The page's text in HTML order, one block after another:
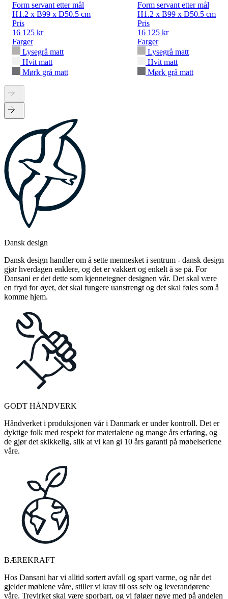
Form servant etter mål
H1.2 x B99 x D50.5 cm
Pris
16 125 kr
Farger
Lysegrå matt
Hvit matt
Mørk grå matt
Form servant etter mål
H1.2 x B99 x D50.5 cm
Pris
16 125 kr
Farger
Lysegrå matt
Hvit matt
Mørk grå matt
Dansk design
Dansk design handler om å sette mennesket i sentrum - dansk design
gjør hverdagen enklere, og det er vakkert og enkelt å se på. For
Dansani er det dette som kjennetegner designen vår. Det skal være
en fryd for øyet, det skal fungere uanstrengt og det skal føles som å
komme hjem.
GODT HÅNDVERK
Håndverket i produksjonen vår i Danmark er under kontroll. Det er
dyktige folk med respekt for materialene og mange års erfaring, og
de gjør det skikkelig, slik at vi kan gi 10 års garanti på møbelseriene
våre.
BÆREKRAFT
Hos Dansani har vi alltid sortert avfall og spart varme, og når det
gjelder møblene våre, stiller vi krav til oss selv og leverandørene
våre. Trevirket skal være sporbart, og vi følger nøye med på andelen